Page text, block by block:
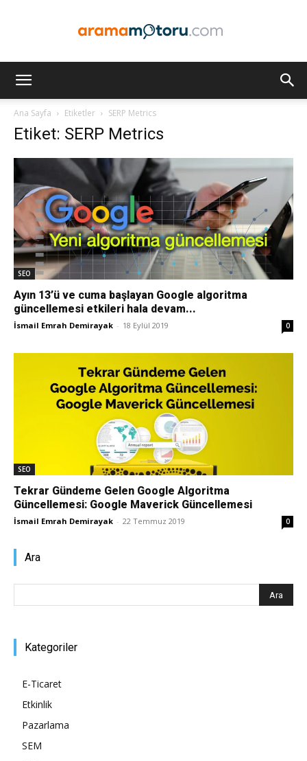
Optimizasyonu
–
SEO,
SEM,
Ana Sayfa Etiketler SERP Metrics
Etiket: SERP Metrics
SEO
Ayın 13’ü ve cuma başlayan Google algoritma
güncellemesi etkileri hala devam...
İsmail Emrah Demirayak - 18 Eylül 2019 0
SEO
Tekrar Gündeme Gelen Google Algoritma
Güncellemesi: Google Maverick Güncellemesi
İsmail Emrah Demirayak - 22 Temmuz 2019 0
Ara
Kategoriler
E-Ticaret
Etkinlik
Pazarlama
SEM